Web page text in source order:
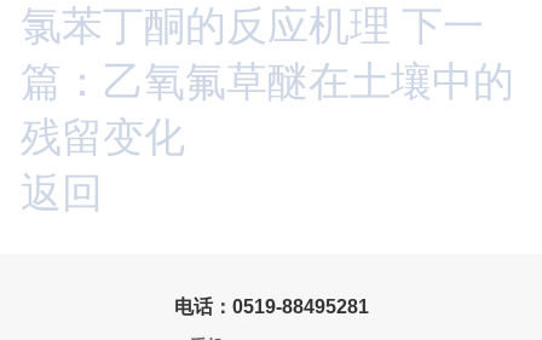
氯苯丁酮的反应机理 下一
篇：乙氧氟草醚在土壤中的
残留变化
返回
电话：0519-88495281